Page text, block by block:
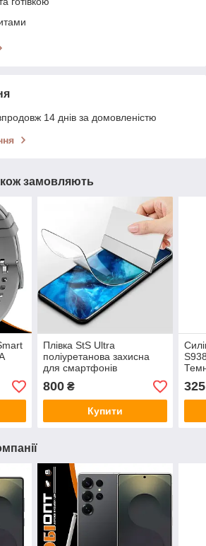
14 днів за домовленістю
замовляють
Плівка StS Ultra
поліуретанова захисна
для смартфонів
800₴
Купити
325